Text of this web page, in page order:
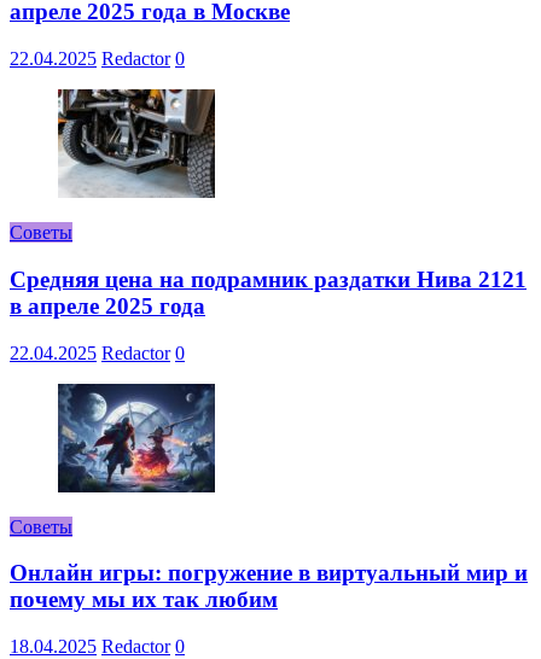
апреле 2025 года в Москве
22.04.2025 Redactor 0
Советы
Средняя цена на подрамник раздатки Нива 2121
в апреле 2025 года
22.04.2025 Redactor 0
Советы
Онлайн игры: погружение в виртуальный мир и
почему мы их так любим
18.04.2025 Redactor 0